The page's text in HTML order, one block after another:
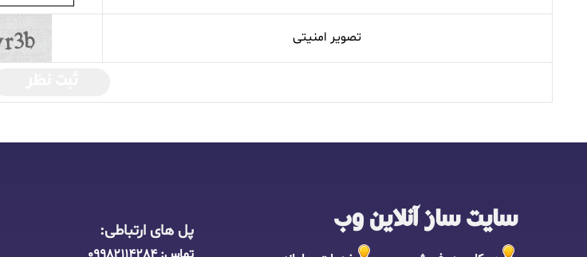
تصویر امنیتی
سایت ساز آنلاین وب پل های ارتباطی: